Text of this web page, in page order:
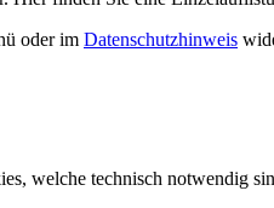
oder im Datenschutzhinweis
welche technisch notwendig